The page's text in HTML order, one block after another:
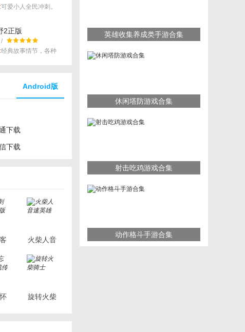
可爱小人全民冲刺。
2正版
经典故事情节，各种
Android版
下载
下载
火柴人音
速英雄
旋转火柴
英雄收集养成类手游合集
休闲塔防游戏合集
射击吃鸡游戏合集
动作格斗手游合集